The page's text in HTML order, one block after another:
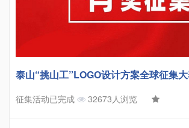
泰山“挑山工”LOGO设计方案全球征集
征集活动已完成 32673人浏览